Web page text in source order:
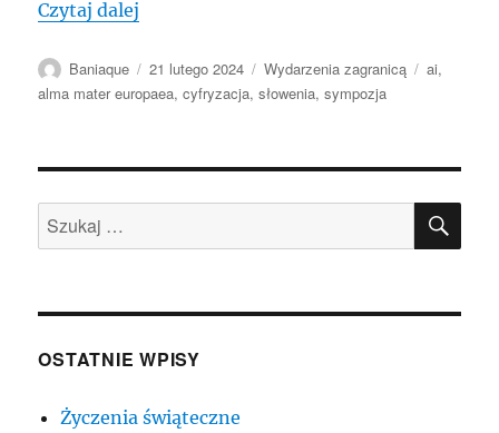
Czytaj dalej
Autor
Baniaque
Data
publikacji
21 lutego 2024 Kategorie
Wydarzenia zagranicą Tagi
ai,
alma mater europaea,cyfryzacja,słowenia,sympozja
Szukaj:
OSTATNIE WPISY
Życzenia świąteczne